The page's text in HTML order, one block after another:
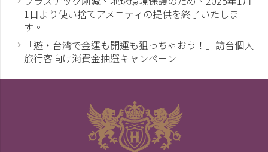
1日より使い捨てアメニティの提供を終了いたしま
す。
「遊・台湾で金運も開運も狙っちゃおう！」訪台個人
旅行客向け消費金抽選キャンペーン